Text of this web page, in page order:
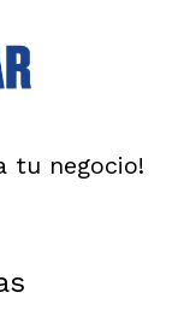
tu negocio!